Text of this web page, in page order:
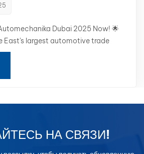
Dubai 2025 Now! 🌟
East's largest automotive trade
automotive repair paint
— offering high-quality coating
systems for global markets.
НА СВЯЗИ!